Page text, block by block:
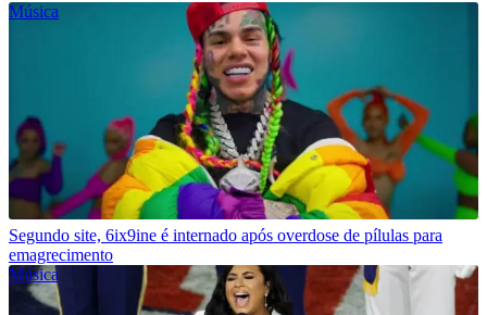
Música
Segundo site, 6ix9ine é internado após overdose de pílulas para
emagrecimento
Música